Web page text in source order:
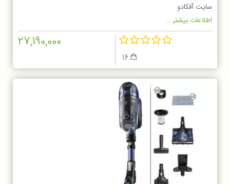
سایت آفکادو
اطلاعات بیشتر...
16
27,190,000